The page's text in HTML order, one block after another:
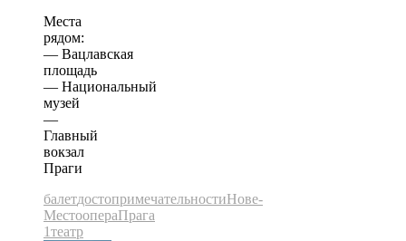
Места
рядом:
— Вацлавская
площадь
— Национальный
музей
—
Главный
вокзал
Праги
балетдостопримечательностиНове-
МестоопераПрага
1театр